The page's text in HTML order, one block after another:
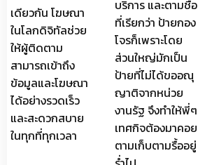
เดียวกัน โฆษณา
ในโลกดิจิทัลช่วย
ให้ผู้ติดตาม
สามารถเข้าถึง
ข้อมูลและโฆษณา
ได้อย่างรวดเร็ว
และสะดวกสบาย
ในทุกที่ทุกเวลา
บริการ และตามชื่อ
ที่เรียกว่า ป้ายกอง
โจรก็เพราะโดย
ส่วนใหญ่มักเป็น
ป้ายที่ไม่ได้ขออณุ
ญาติจากหน่วย
งานรัฐ จึงทำให้พี่ๆ
เทศกิจต้องมาคอย
ตามเก็บตามรื้ออยู่